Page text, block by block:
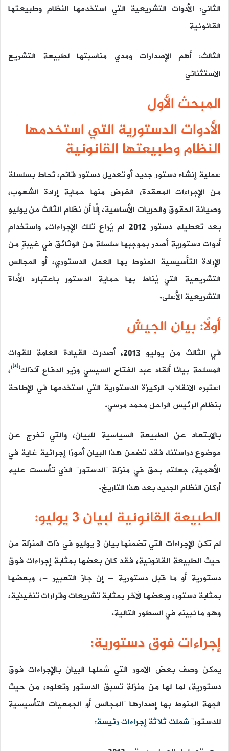
الثاني: الأدوات التشريعية التي استخدمها النظام وطبيعتها
القانونية
الثالث: أهم الإصدارات ومدي مناسبتها لطبيعة التشريع
الاستثنائي
المبحث الأول
الأدوات الدستورية التي استخدمها
النظام وطبيعتها القانونية
عملية إنشاء دستور جديد أو تعديل دستور قائم، تُحاط بسلسلة
من الإجراءات المعقدة، الغرض منها حماية إرادة الشعوب،
وصيانة الحقوق والحريات الأساسية، إلَّا أن نظام الثالث من يوليو
بعد تعطيله دستور 2012 لم يُراعِ تلك الإجراءات، واستخدام
أدوات دستورية أصدر بموجبها سلسلة من الوثائق في غيبةٍ من
الإرادة التأسيسية المنوط بها العمل الدستوري، أو المجالس
التشريعية التي يُناط بها حماية الدستور باعتباره الأداة
التشريعية الأعلى.
أولًا: بيان الجيش
في الثالث من يوليو 2013، أصدرت القيادة العامة للقوات
المسلحة بيانًا ألقاه عبد الفتاح السيسي وزير الدفاع آنذاك(
[2]
)،
اعتبره الانقلاب الركيزة الدستورية التي استخدمها في الإطاحة
بنظام الرئيس الراحل محمد مرسي.
بالابتعاد عن الطبيعة السياسية للبيان، والتي تخرج عن
موضوع دراستنا، فقد تضمن هذا البيان أمورًا إجرائية غاية في
الأهمية، جعلته بحق في منزلة “الدستور” الذي تأسست عليه
أركان النظام الجديد بعد هذا التاريخ.
الطبيعة القانونية لبيان 3 يوليو:
لم تكن الإجراءات التي تضمنها بيان 3 يوليو في ذات المنزلة من
حيث الطبيعة القانونية، فقد كان بعضها بمثابة إجراءات فوق
دستورية أو ما قبل دستورية – إن جاز التعبير -، وبعضها
بمثابة دستور، وبعضها الآخر بمثابة تشريعات وقرارات تنفيذية،
وهو ما نبينه في السطور التالية.
إجراءات فوق دستورية:
يمكن وصف بعض الامور التي شملها البيان بالإجراءات فوق
دستورية، لما لها من منزلة تسبق الدستور وتعلوه، من حيث
الجهة المنوط بها إصدارها “المجالس أو الجمعيات التأسيسية
للدستور”شملت ثلاثة إجراءات رئيسة: